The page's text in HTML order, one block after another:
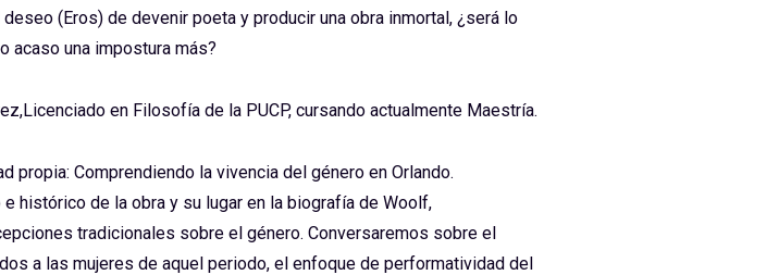
(Eros) de devenir poeta y producir una obra inmortal, ¿será lo
acaso una impostura más?
en Filosofía de la PUCP, cursando actualmente Maestría.
propia: Comprendiendo la vivencia del género en Orlando.
histórico de la obra y su lugar en la biografía de Woolf,
tradicionales sobre el género. Conversaremos sobre el
a las mujeres de aquel periodo, el enfoque de performatividad del